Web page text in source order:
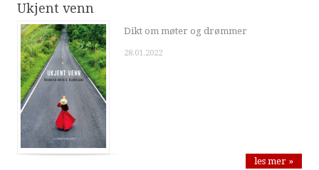
Ukjent venn
Dikt om møter og drømmer
28.01.2022
les mer »